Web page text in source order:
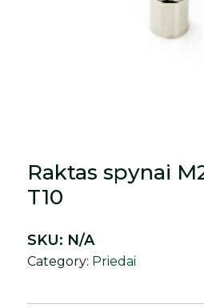
Raktas spynai
T10
SKU: N/A
Category: Priedai